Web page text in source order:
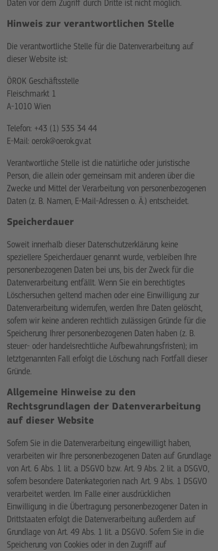
Daten vor dem Zugriff durch Dritte ist nicht möglich.
Hinweis zur verantwortlichen Stelle
Die verantwortliche Stelle für die Datenverarbeitung auf
dieser Website ist:
ÖROK Geschäftsstelle
Fleischmarkt 1
A-1010 Wien
Telefon: +43 (1) 535 34 44
E-Mail: oerok@oerok.gv.at
Verantwortliche Stelle ist die natürliche oder juristische
Person, die allein oder gemeinsam mit anderen über die
Zwecke und Mittel der Verarbeitung von personenbezogenen
Daten (z. B. Namen, E-Mail-Adressen o. Ä.) entscheidet.
Speicherdauer
Soweit innerhalb dieser Datenschutzerklärung keine
speziellere Speicherdauer genannt wurde, verbleiben Ihre
personenbezogenen Daten bei uns, bis der Zweck für die
Datenverarbeitung entfällt. Wenn Sie ein berechtigtes
Löschersuchen geltend machen oder eine Einwilligung zur
Datenverarbeitung widerrufen, werden Ihre Daten gelöscht,
sofern wir keine anderen rechtlich zulässigen Gründe für die
Speicherung Ihrer personenbezogenen Daten haben (z. B.
steuer- oder handelsrechtliche Aufbewahrungsfristen); im
letztgenannten Fall erfolgt die Löschung nach Fortfall dieser
Gründe.
Allgemeine Hinweise zu den
Rechtsgrundlagen der Datenverarbeitung
auf dieser Website
Sofern Sie in die Datenverarbeitung eingewilligt haben,
verarbeiten wir Ihre personenbezogenen Daten auf Grundlage
von Art. 6 Abs. 1 lit. a DSGVO bzw. Art. 9 Abs. 2 lit. a DSGVO,
sofern besondere Datenkategorien nach Art. 9 Abs. 1 DSGVO
verarbeitet werden. Im Falle einer ausdrücklichen
Einwilligung in die Übertragung personenbezogener Daten in
Drittstaaten erfolgt die Datenverarbeitung außerdem auf
Grundlage von Art. 49 Abs. 1 lit. a DSGVO. Sofern Sie in die
Speicherung von Cookies oder in den Zugriff auf